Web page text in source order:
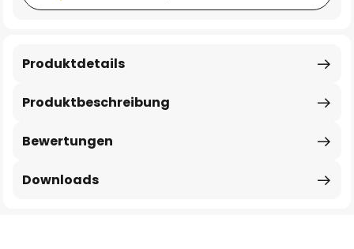
Produktbeschreibung
Produktdetails
Bewertungen
Downloads